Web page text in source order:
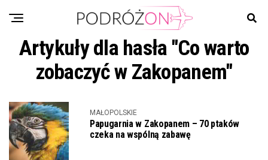
Artykuły dla hasła "Co warto
zobaczyć w Zakopanem"
MAŁOPOLSKIE
Papugarnia w Zakopanem – 70 ptaków
czeka na wspólną zabawę